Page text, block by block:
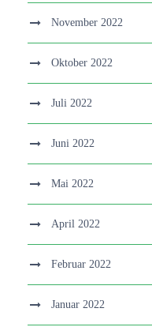
November 2022
Oktober 2022
Juli 2022
Juni 2022
Mai 2022
April 2022
Februar 2022
Januar 2022